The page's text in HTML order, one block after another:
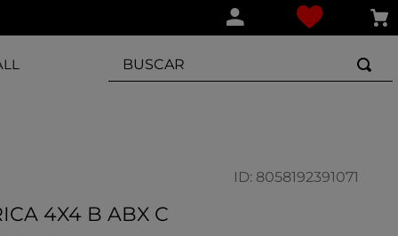
BUSCAR
ID: 8058192391071
4X4 B ABX C